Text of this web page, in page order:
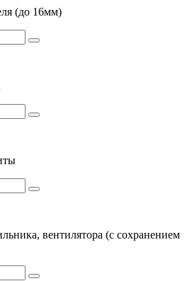
(до 16мм)
вентилятора (с сохранением